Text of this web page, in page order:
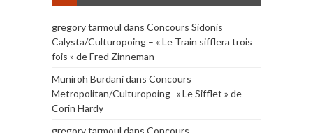
gregory tarmoul dans Concours Sidonis
Calysta/Culturopoing – « Le Train sifflera trois
fois » de Fred Zinneman
Muniroh Burdanidans Concours
Metropolitan/Culturopoing -« Le Sifflet » de
Corin Hardy
gregory tarmoul dans Concours